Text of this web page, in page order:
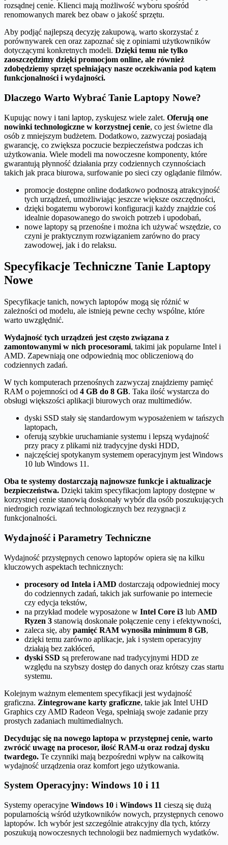
rozsądnej cenie. Klienci mają możliwość wyboru spośród
renomowanych marek bez obaw o jakość sprzętu.
Aby podjąć najlepszą decyzję zakupową, warto skorzystać z
porównywarek cen oraz zapoznać się z opiniami użytkowników
dotyczącymi konkretnych modeli. Dzięki temu nie tylko
zaoszczędzimy dzięki promocjom online, ale również
zdobędziemy sprzęt spełniający nasze oczekiwania pod kątem
funkcjonalności i wydajności.
Dlaczego Warto Wybrać Tanie Laptopy Nowe?
Kupując nowy i tani laptop, zyskujesz wiele zalet. Oferują one
nowinki technologiczne w korzystnej cenie, co jest świetne dla
osób z mniejszym budżetem. Dodatkowo, zazwyczaj posiadają
gwarancję, co zwiększa poczucie bezpieczeństwa podczas ich
użytkowania. Wiele modeli ma nowoczesne komponenty, które
gwarantują płynność działania przy codziennych czynnościach
takich jak praca biurowa, surfowanie po sieci czy oglądanie filmów.
promocje dostępne online dodatkowo podnoszą atrakcyjność
tych urządzeń, umożliwiając jeszcze większe oszczędności,
dzięki bogatemu wyborowi konfiguracji każdy znajdzie coś
idealnie dopasowanego do swoich potrzeb i upodobań,
nowe laptopy są przenośne i można ich używać wszędzie, co
czyni je praktycznym rozwiązaniem zarówno do pracy
zawodowej, jak i do relaksu.
Specyfikacje Techniczne Tanie Laptopy
Nowe
Specyfikacje tanich, nowych laptopów mogą się różnić w
zależności od modelu, ale istnieją pewne cechy wspólne, które
warto uwzględnić.
Wydajność tych urządzeń jest często związana z
zamontowanymi w nich procesorami, takimi jak popularne Intel i
AMD. Zapewniają one odpowiednią moc obliczeniową do
codziennych zadań.
W tych komputerach przenośnych zazwyczaj znajdziemy pamięć
RAM o pojemności od 4 GB do 8 GB. Taka ilość wystarcza do
obsługi większości aplikacji biurowych oraz multimediów.
dyski SSD stały się standardowym wyposażeniem w tańszych
laptopach,
oferują szybkie uruchamianie systemu i lepszą wydajność
przy pracy z plikami niż tradycyjne dyski HDD,
najczęściej spotykanym systemem operacyjnym jest Windows
10 lub Windows 11.
Oba te systemy dostarczają najnowsze funkcje i aktualizacje
bezpieczeństwa. Dzięki takim specyfikacjom laptopy dostępne w
korzystnej cenie stanowią doskonały wybór dla osób poszukujących
niedrogich rozwiązań technologicznych bez rezygnacji z
funkcjonalności.
Wydajność i Parametry Techniczne
Wydajność przystępnych cenowo laptopów opiera się na kilku
kluczowych aspektach technicznych:
procesory od Intela i AMD dostarczają odpowiedniej mocy
do codziennych zadań, takich jak surfowanie po internecie
czy edycja tekstów,
na przykład modele wyposażone w Intel Core i3 lub AMD
Ryzen 3 stanowią doskonałe połączenie ceny i efektywności,
zaleca się, aby pamięć RAM wynosiła minimum 8 GB,
dzięki temu zarówno aplikacje, jak i system operacyjny
działają bez zakłóceń,
dyski SSD są preferowane nad tradycyjnymi HDD ze
względu na szybszy dostęp do danych oraz krótszy czas startu
systemu.
Kolejnym ważnym elementem specyfikacji jest wydajność
graficzna. Zintegrowane karty graficzne, takie jak Intel UHD
Graphics czy AMD Radeon Vega, spełniają swoje zadanie przy
prostych zadaniach multimedialnych.
Decydując się na nowego laptopa w przystępnej cenie, warto
zwrócić uwagę na procesor, ilość RAM-u oraz rodzaj dysku
twardego. Te czynniki mają bezpośredni wpływ na całkowitą
wydajność urządzenia oraz komfort jego użytkowania.
System Operacyjny: Windows 10 i 11
Systemy operacyjne Windows 10 i Windows 11 cieszą się dużą
popularnością wśród użytkowników nowych, przystępnych cenowo
laptopów. Ich wybór jest szczególnie atrakcyjny dla tych, którzy
poszukują nowoczesnych technologii bez nadmiernych wydatków.